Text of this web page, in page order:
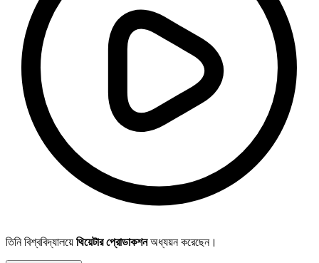
তিনি বিশ্ববিদ্যালয়ে থিয়েটার প্রোডাকশনঅধ্যয়ন করেছেন।